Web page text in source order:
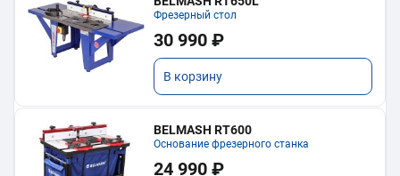
Фрезерный стол
30 990 ₽
В корзину
BELMASH RT600
Основание фрезерного станка
24 990 ₽